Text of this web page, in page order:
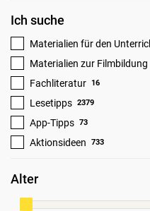
Ich suche
Lesetipps 2379
App-Tipps 73
Aktionsideen 733
Materialien für den
Materialien zur Filmbildung
Fachliteratur 16
Alter